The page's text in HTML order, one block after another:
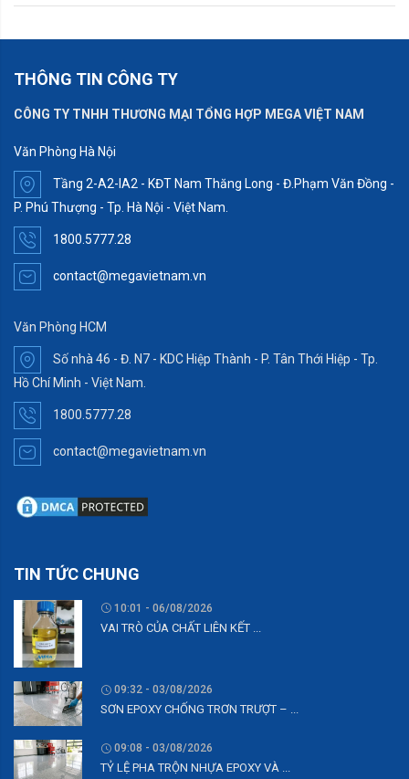
THÔNG TIN CÔNG TY
CÔNG TY TNHH THƯƠNG MẠI TỔNG HỢP MEGA VIỆT NAM
Văn Phòng Hà Nội
Tầng 2-A2-IA2 - KĐT Nam Thăng Long - Đ.Phạm Văn Đồng -
P. Phú Thượng - Tp. Hà Nội - Việt Nam.
1800.5777.28
contact@megavietnam.vn
Văn Phòng HCM
Số nhà 46 - Đ. N7 - KDC Hiệp Thành - P. Tân Thới Hiệp - Tp.
Hồ Chí Minh - Việt Nam.
1800.5777.28
contact@megavietnam.vn
TIN TỨC CHUNG
10:01 - 06/08/2026
VAI TRÒ CỦA CHẤT LIÊN KẾT ...
09:32 - 03/08/2026
SƠN EPOXY CHỐNG TRƠN TRƯỢT – ...
09:08 - 03/08/2026
TỶ LỆ PHA TRỘN NHỰA EPOXY VÀ ...